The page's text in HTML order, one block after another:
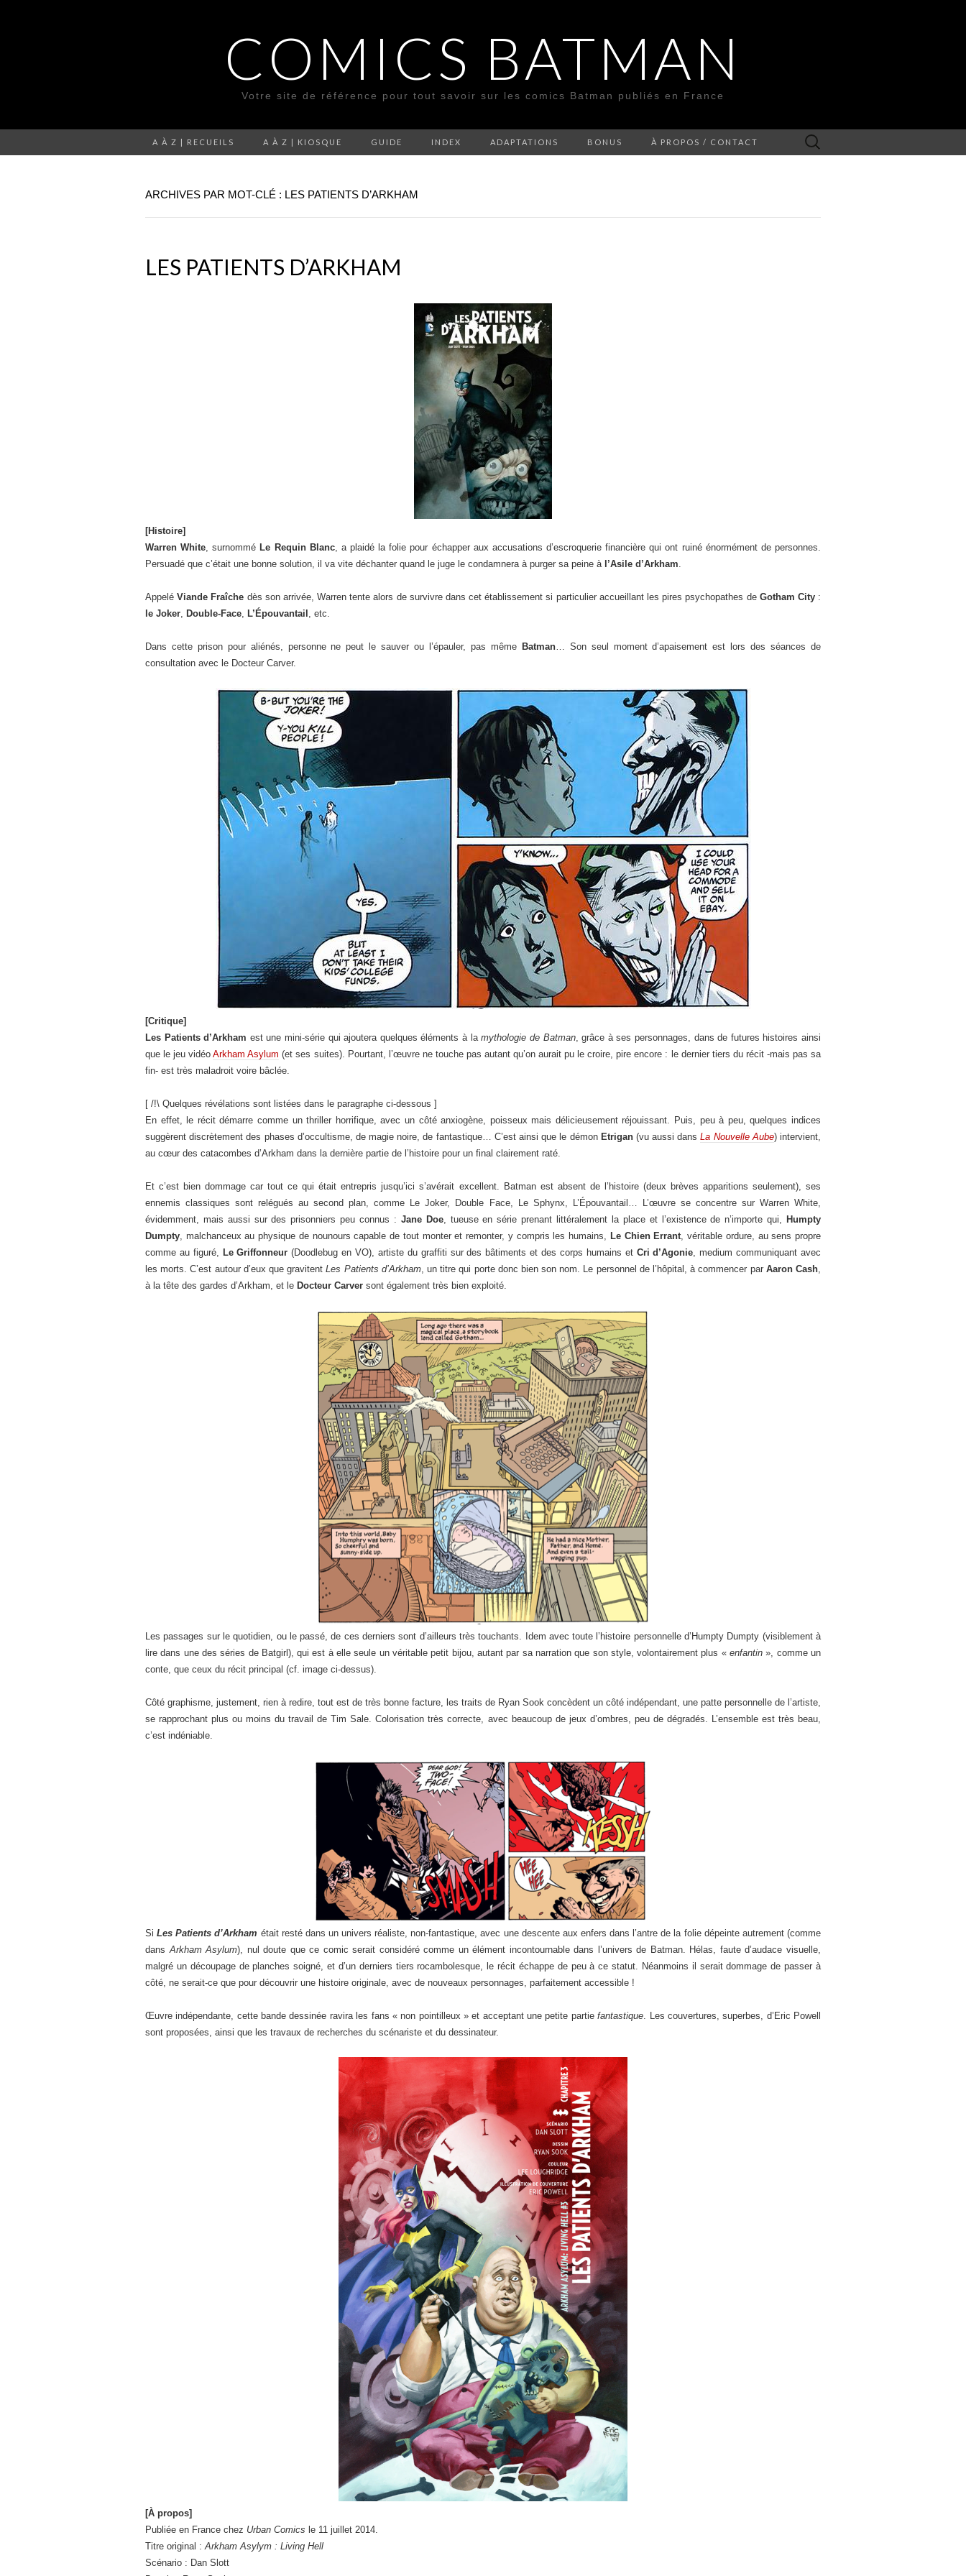
COMICS BATMAN
Votre site de référence pour tout savoir sur les comics Batman publiés en France
A À Z | RECUEILS A À Z | KIOSQUE GUIDE INDEX ADAPTATIONS BONUS À PROPOS / CONTACT Rechercher :
ARCHIVES PAR MOT-CLÉ : LES PATIENTS D’ARKHAM
LES PATIENTS D’ARKHAM
[Histoire]
Warren White, surnommé Le Requin Blanc, a plaidé la folie pour échapper aux accusations d’escroquerie financière qui ont ruiné énormément de personnes.
Persuadé que c’était une bonne solution, il va vite déchanter quand le juge le condamnera à purger sa peine à l’Asile d’Arkham.
AppeléViande Fraîche dès son arrivée, Warren tente alors de survivre dans cet établissement si particulier accueillant les pires psychopathes de Gotham City:
le Joker, Double-Face, L’Épouvantail , etc.
Dans cette prison pour aliénés, personne ne peut le sauver ou l’épauler, pas même Batman… Son seul moment d’apaisement est lors des séances de
consultation avec le Docteur Carver.
[Critique]
Les Patients d’Arkham est une mini-série qui ajoutera quelques éléments à lamythologie de Batman, grâce à ses personnages, dans de futures histoires ainsi
que le jeu vidéoArkham Asylum (et ses suites). Pourtant, l’œuvre ne touche pas autant qu’on aurait pu le croire, pire encore : le dernier tiers du récit -mais pas sa
fin- est très maladroit voire bâclée.
[ /!\ Quelques révélations sont listées dans le paragraphe ci-dessous ]
En effet, le récit démarre comme un thriller horrifique, avec un côté anxiogène, poisseux mais délicieusement réjouissant. Puis, peu à peu, quelques indices
suggèrent discrètement des phases d’occultisme, de magie noire, de fantastique… C’est ainsi que le démon Etrigan(vu aussi dansLa Nouvelle Aube) intervient,
au cœur des catacombes d’Arkham dans la dernière partie de l’histoire pour un final clairement raté.
Et c’est bien dommage car tout ce qui était entrepris jusqu’ici s’avérait excellent. Batman est absent de l’histoire (deux brèves apparitions seulement), ses
ennemis classiques sont relégués au second plan, comme Le Joker, Double Face, Le Sphynx, L’Épouvantail… L’œuvre se concentre sur Warren White,
évidemment, mais aussi sur des prisonniers peu connus : Jane Doe, tueuse en série prenant littéralement la place et l’existence de n’importe qui, Humpty
Dumpty, malchanceux au physique de nounours capable de tout monter et remonter, y compris les humains, Le Chien Errant, véritable ordure, au sens propre
comme au figuré, Le Griffonneur (Doodlebug en VO), artiste du graffiti sur des bâtiments et des corps humains et Cri d’Agonie, medium communiquant avec
les morts. C’est autour d’eux que gravitentLes Patients d’Arkham, un titre qui porte donc bien son nom. Le personnel de l’hôpital, à commencer par Aaron Cash,
à la tête des gardes d’Arkham, et le Docteur Carver sont également très bien exploité.
Les passages sur le quotidien, ou le passé, de ces derniers sont d’ailleurs très touchants. Idem avec toute l’histoire personnelle d’Humpty Dumpty (visiblement à
lire dans une des séries de Batgirl), qui est à elle seule un véritable petit bijou, autant par sa narration que son style, volontairement plus «enfantin », comme un
conte, que ceux du récit principal (cf. image ci-dessus).
Côté graphisme, justement, rien à redire, tout est de très bonne facture, les traits de Ryan Sook concèdent un côté indépendant, une patte personnelle de l’artiste,
se rapprochant plus ou moins du travail de Tim Sale. Colorisation très correcte, avec beaucoup de jeux d’ombres, peu de dégradés. L’ensemble est très beau,
c’est indéniable.
SiLes Patients d’Arkham était resté dans un univers réaliste, non-fantastique, avec une descente aux enfers dans l’antre de la folie dépeinte autrement (comme
dansArkham Asylum), nul doute que ce comic serait considéré comme un élément incontournable dans l’univers de Batman. Hélas, faute d’audace visuelle,
malgré un découpage de planches soigné, et d’un derniers tiers rocambolesque, le récit échappe de peu à ce statut. Néanmoins il serait dommage de passer à
côté, ne serait-ce que pour découvrir une histoire originale, avec de nouveaux personnages, parfaitement accessible !
Œuvre indépendante, cette bande dessinée ravira les fans « non pointilleux » et acceptant une petite partiefantastique. Les couvertures, superbes, d’Eric Powell
sont proposées, ainsi que les travaux de recherches du scénariste et du dessinateur.
[À propos]
Publiée en France chez Urban Comics le 11 juillet 2014.
Titre original :Arkham Asylym : Living Hell
Scénario : Dan Slott